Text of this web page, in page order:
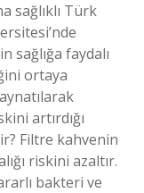
sağlıklı Türk
sağlığa faydalı
ortaya
artırdığı
Filtre kahvenin
riskini azaltır.
bakteri ve